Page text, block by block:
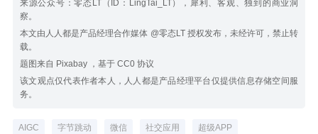
来源公众号：零态LT（ID：LingTai_LT），犀利、客观、独到的商业洞
察。
本文由人人都是产品经理合作媒体 @零态LT 授权发布，未经许可，禁止转
载。
题图来自 Pixabay ，基于 CC0 协议
该文观点仅代表作者本人，人人都是产品经理平台仅提供信息存储空间服
务。
AIGC 字节跳动 微信 社交应用 超级APP